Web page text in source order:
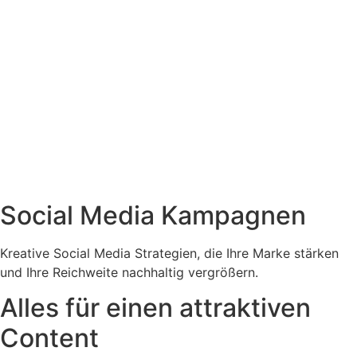
Social Media Kampagnen
Kreative Social Media Strategien, die Ihre Marke stärken
und Ihre Reichweite nachhaltig vergrößern.
Alles für einen attraktiven
Content